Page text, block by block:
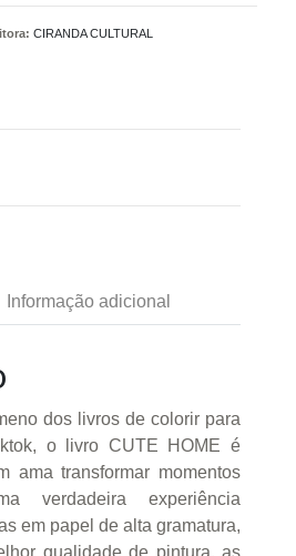
CIRANDA CULTURAL
Informação adicional
dos livros de colorir para
o livro CUTE HOME é
ama transformar momentos
verdadeira experiência
em papel de alta gramatura,